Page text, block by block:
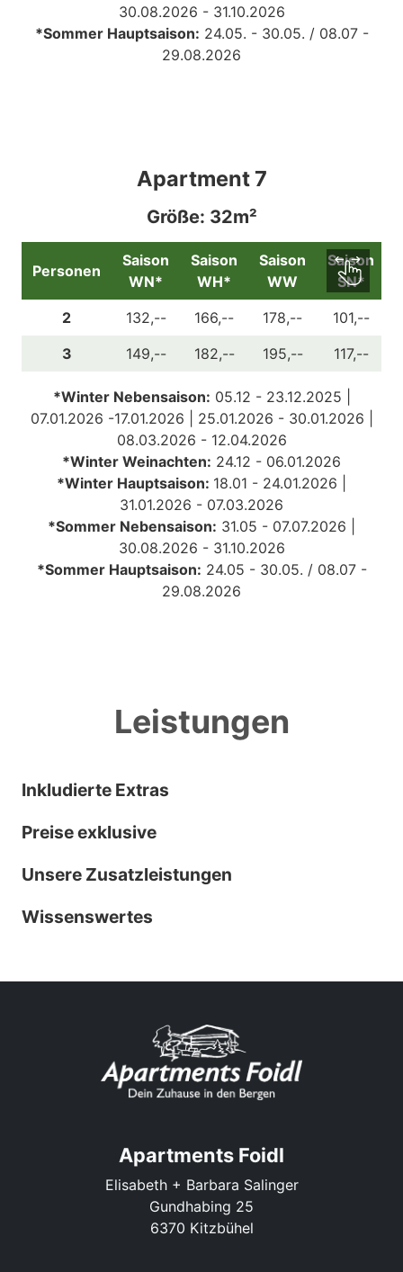
30.08.2026 - 31.10.2026
*Sommer Hauptsaison: 24.05. - 30.05. / 08.07 -
29.08.2026
Apartment 7
Größe: 32m²
Personen
Saison
WN*
Saison
WH*
Saison
WW
Saison
SN*
2 132,-- 166,-- 178,-- 101,--
3
149,-- 182,-- 195,-- 117,--
*Winter Nebensaison: 05.12 - 23.12.2025 |
07.01.2026 -17.01.2026 | 25.01.2026 - 30.01.2026 |
08.03.2026 - 12.04.2026
*Winter Weinachten: 24.12 - 06.01.2026
*Winter Hauptsaison: 18.01 - 24.01.2026 |
31.01.2026 - 07.03.2026
*Sommer Nebensaison: 31.05 - 07.07.2026 |
30.08.2026 - 31.10.2026
*Sommer Hauptsaison: 24.05 - 30.05. / 08.07 -
29.08.2026
Leistungen
Inkludierte Extras
Preise exklusive
Unsere Zusatzleistungen
Wissenswertes
Apartments Foidl
Elisabeth + Barbara Salinger
Gundhabing 25
6370 Kitzbühel